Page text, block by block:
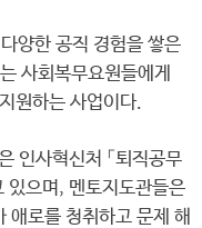
양한 공직 경험을 쌓은
사회복무요원들에게
원하는 사업이다.
인사혁신처 「퇴직공무
있으며, 멘토지도관들은
애로를 청취하고 문제 해